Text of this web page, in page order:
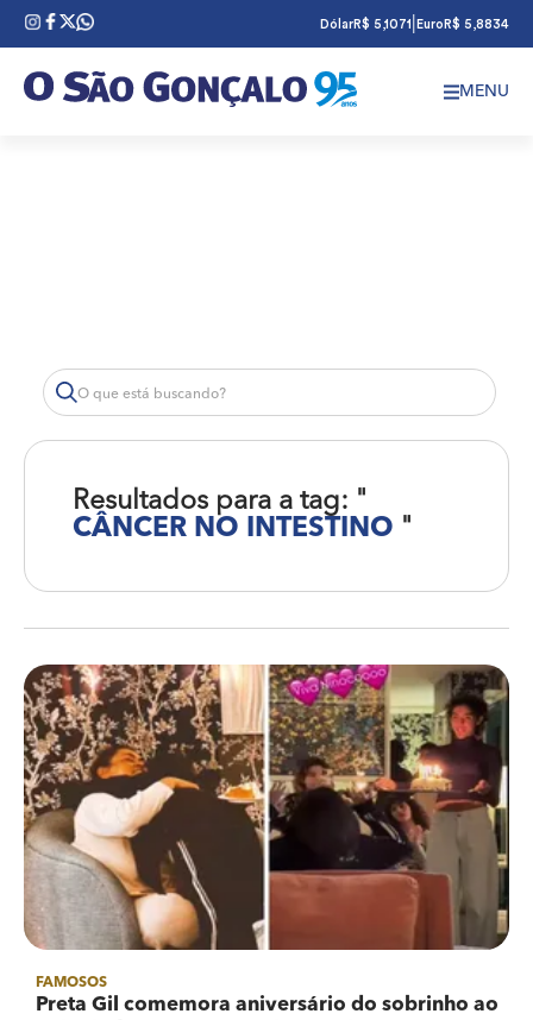
DólarR$ 5,1071 Euro R$ 5,8834
MENU
Resultados para a tag: "
CÂNCER NO INTESTINO "
FAMOSOS
Preta Gil comemora aniversário do sobrinho ao